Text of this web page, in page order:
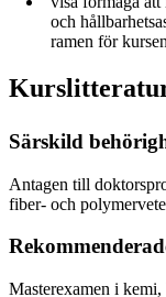
och
ramen för kursen
Särskild
Antagen till
fiber- och
Masterexamen i